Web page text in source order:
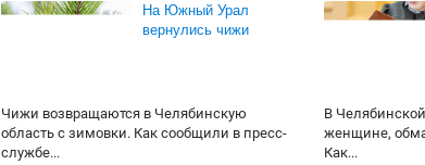
На Южный Урал
вернулись чижи
Чижи возвращаются в Челябинскую
область с зимовки. Как сообщили в пресс-
службе...
В
женщине,
Как...